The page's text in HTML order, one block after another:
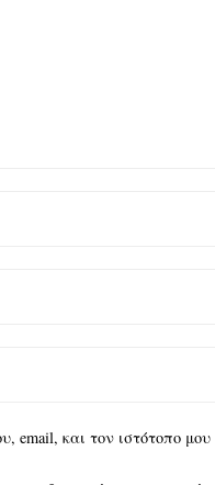
email, και τον ιστότοπο